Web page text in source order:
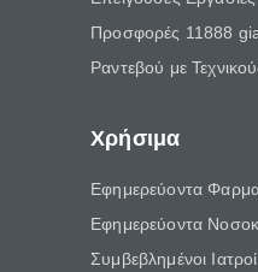
Προσφορές 11888
Ραντεβού με
Χρήσιμα
Εφημερεύοντα
Εφημερεύοντα
Συμβεβλημένοι